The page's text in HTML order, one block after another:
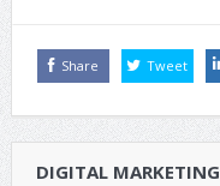
Share Tweet
DIGITAL MARKETING